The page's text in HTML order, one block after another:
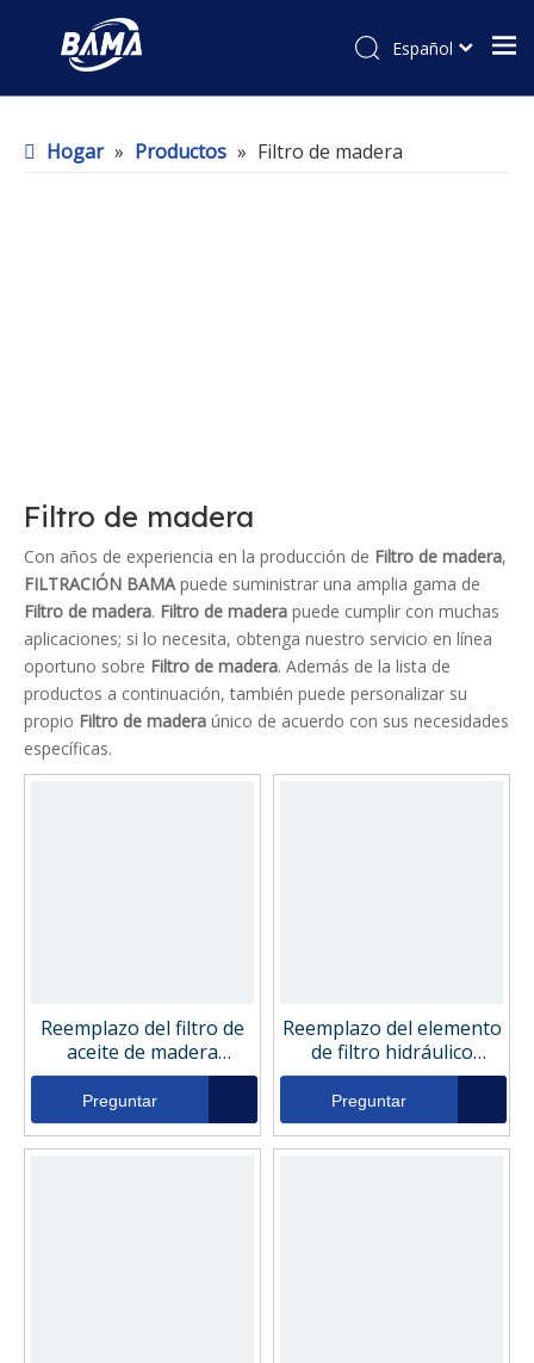
Español
Hogar » Productos » Filtro de madera
Filtro de madera
Con años de experiencia en la producción de Filtro de madera,
FILTRACIÓN BAMApuede suministrar una amplia gama de
Filtro de madera. Filtro de madera puede cumplir con muchas
aplicaciones; si lo necesita, obtenga nuestro servicio en línea
oportuno sobre Filtro de madera. Además de la lista de
productos a continuación, también puede personalizar su
propio Filtro de madera único de acuerdo con sus necesidades
específicas.
Reemplazo del filtro de
aceite de madera
WGUC1591
Preguntar
Reemplazo del elemento
de filtro hidráulico
Woodgate WGH9543
Preguntar